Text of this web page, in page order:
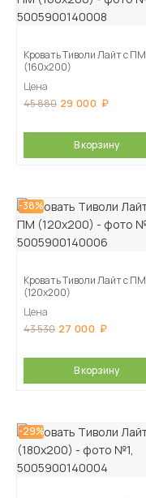
Кровать Тиволи Лайт с ПМ
(160х200)
Цена
45 880 29 000
В корзину
-38%
Кровать Тиволи Лайт с ПМ
(120х200)
Цена
43 530 27 000
В корзину
-29%